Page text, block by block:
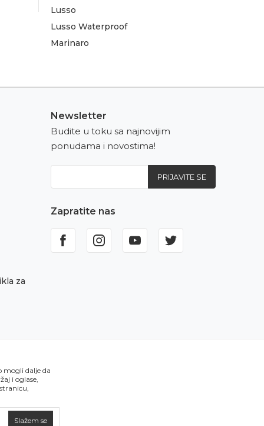
Lusso
Lusso Waterproof
Marinaro
za
Newsletter
Budite u toku sa najnovijim
ponudama i novostima!
PRIJAVITE SE
Zapratite nas
mogli dalje da
i oglase,
Slažem se